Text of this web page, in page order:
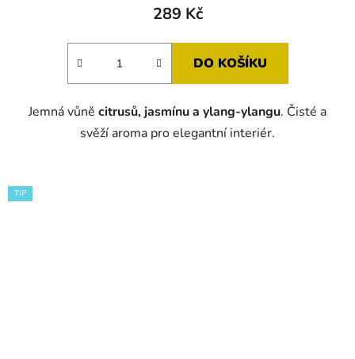
289 Kč
DO KOŠÍKU
Jemná vůně citrusů, jasmínu a ylang-ylangu. Čisté a
svěží aroma pro elegantní interiér.
TIP